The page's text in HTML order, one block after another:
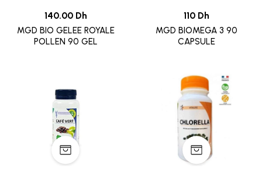
140.00 Dh
MGD BIO GELEE ROYALE
POLLEN 90 GEL
110 Dh
MGD BIOMEGA 3 90
CAPSULE